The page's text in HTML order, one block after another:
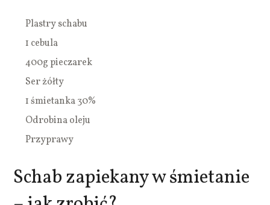
Plastry schabu
1 cebula
400g pieczarek
Ser żółty
1 śmietanka 30%
Odrobina oleju
Przyprawy
Schab zapiekany w śmietanie